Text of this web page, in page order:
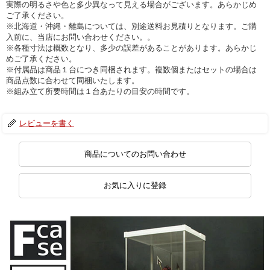
実際の明るさや色と多少異なって見える場合がございます。あらかじめ
ご了承ください。
※北海道・沖縄・離島については、別途送料お見積りとなります。ご購
入前に、当店にお問い合わせください。。
※各種寸法は概数となり、多少の誤差があることがあります。あらかじ
めご了承ください。
※付属品は商品１台につき同梱されます。複数個またはセットの場合は
商品点数に合わせて同梱いたします。
※組み立て所要時間は１台あたりの目安の時間です。
レビューを書く
商品についてのお問い合わせ
お気に入りに登録